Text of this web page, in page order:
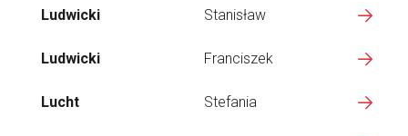
Ludwicki Stanisław
Ludwicki Franciszek
Lucht Stefania